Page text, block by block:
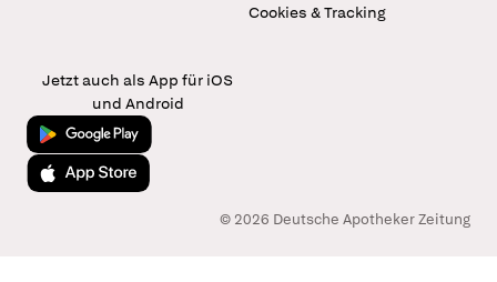
Cookies & Tracking
Jetzt auch als App für iOS
und Android
Jetzt bei Google Play
Laden im App Store
© 2026 Deutsche Apotheker Zeitung